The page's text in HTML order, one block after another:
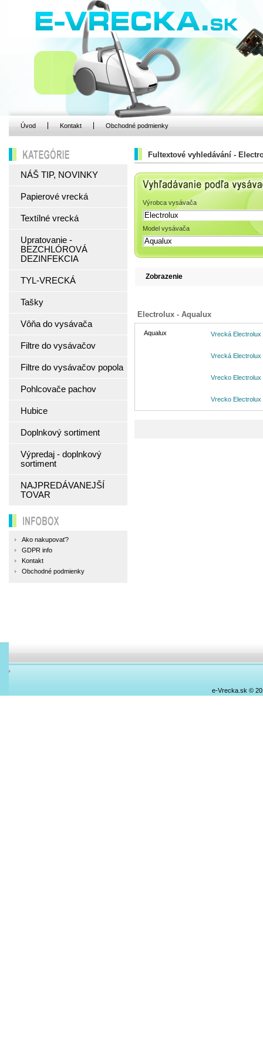
Úvod Kontakt Obchodné podmienky
Fultextové vyhledávání -
Vyhľadávanie podľa
Výrobca vysávača
Model vysávača
Zobrazenie
Electrolux - Aqualux
Aqualux Vrecká Electrolux
Vrecká Electrolux
Vrecko Electrolux
Vrecko Electrolux
KATEGÓRIE
NÁŠ TIP, NOVINKY
Papierové vrecká
Textílné vrecká
Upratovanie -
BEZCHLÓROVÁ
DEZINFEKCIA
TYL-VRECKÁ
Tašky
Vôňa do vysávača
Filtre do vysávačov
Filtre do vysávačov popola
Pohlcovače pachov
Hubice
Doplnkový sortiment
Výpredaj - doplnkový
sortiment
NAJPREDÁVANEJŠÍ
TOVAR
INFOBOX
Ako nakupovať?
GDPR info
Kontakt
Obchodné podmienky
e-Vrecka.sk ©